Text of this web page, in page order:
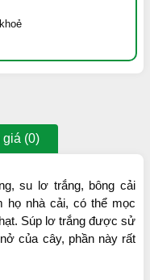
(0)
su lơ trắng, bông cải
nhà cải, có thể mọc
Súp lơ trắng được sử
của cây, phần này rất